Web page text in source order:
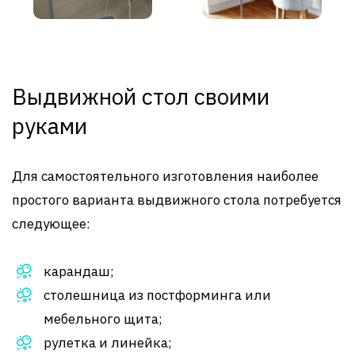
Выдвижной стол своими
руками
Для самостоятельного изготовления наиболее
простого варианта выдвижного стола потребуется
следующее:
карандаш;
столешница из постформинга или
мебельного щита;
рулетка и линейка;